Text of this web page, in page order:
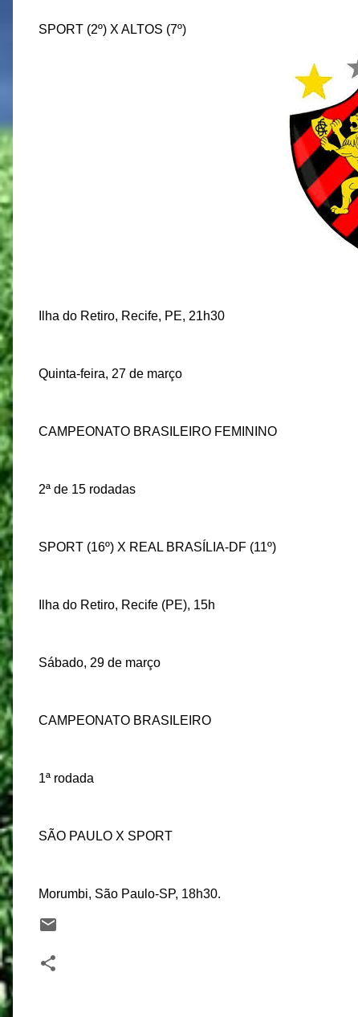
SPORT (2º) X ALTOS (7º)
Ilha do Retiro, Recife, PE, 21h30
Quinta-feira, 27 de março
CAMPEONATO BRASILEIRO FEMININO
2ª de 15 rodadas
SPORT (16º) X REAL BRASÍLIA-DF (11º)
Ilha do Retiro, Recife (PE), 15h
Sábado, 29 de março
CAMPEONATO BRASILEIRO
1ª rodada
SÃO PAULO X SPORT
Morumbi, São Paulo-SP, 18h30.